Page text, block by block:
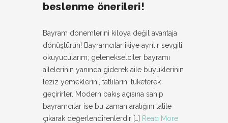
beslenme önerileri!
Bayram dönemlerini kiloya değil avantaja
dönüştürün! Bayramcılar ikiye ayrılır sevgili
okuyucularım; gelenekselciler bayramı
ailelerinin yanında giderek aile büyüklerinin
leziz yemeklerini, tatlılarını tüketerek
geçirirler. Modern bakış açısına sahip
bayramcılar ise bu zaman aralığını tatile
çıkarak değerlendirenlerdir […] Read More